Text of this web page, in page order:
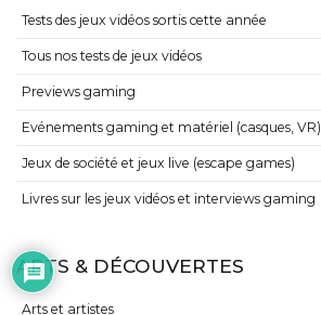
Tests des jeux vidéos sortis cette année
Tous nos tests de jeux vidéos
Previews gaming
Evénements gaming et matériel (casques, VR)
Jeux de société et jeux live (escape games)
Livres sur les jeux vidéos et interviews gaming
ARTS & DÉCOUVERTES
Arts et artistes